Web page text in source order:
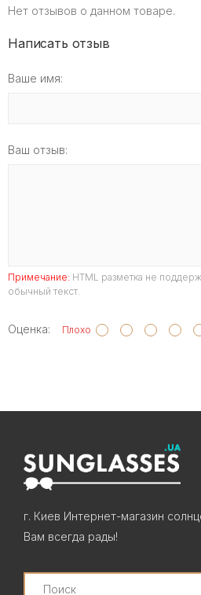
Нет отзывов о данном товаре.
Написать отзыв
Ваше имя:
Ваш отзыв:
Примечание: HTML разметка не
обычный текст.
Оценка: Плохо
г. Киев Интернет-магазин
Вам всегда рады!
Search